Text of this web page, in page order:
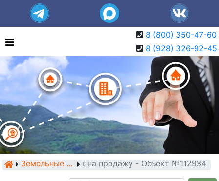
8 (800) 350-47-60
8 (928) 326-92-45
Земельные участки
Земельный участок на продажу - Объект №112934